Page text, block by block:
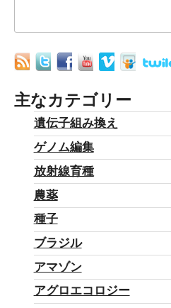
主なカテゴリー
遺伝子組み換え
ゲノム編集
放射線育種
農薬
種子
ブラジル
アマゾン
アグロエコロジー